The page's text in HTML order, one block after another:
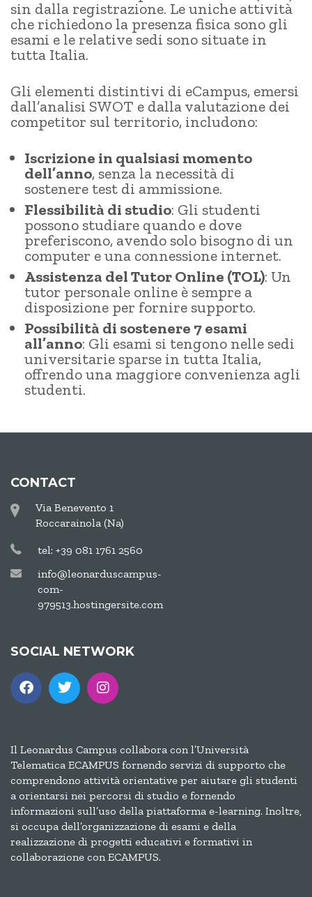
sin dalla registrazione. Le uniche attività
che richiedono la presenza fisica sono gli
esami e le relative sedi sono situate in
tutta Italia.
Gli elementi distintivi di eCampus, emersi
dall’analisi SWOT e dalla valutazione dei
competitor sul territorio, includono:
Iscrizione in qualsiasi momento
dell’anno, senza la necessità di
sostenere test di ammissione.
Flessibilità di studio: Gli studenti
possono studiare quando e dove
preferiscono, avendo solo bisogno di un
computer e una connessione internet.
Assistenza del Tutor Online (TOL): Un
tutor personale online è sempre a
disposizione per fornire supporto.
Possibilità di sostenere 7 esami
all’anno: Gli esami si tengono nelle sedi
universitarie sparse in tutta Italia,
offrendo una maggiore convenienza agli
studenti.
CONTACT
Via Benevento 1
Roccarainola (Na)
tel: +39 081 1761 2560
info@leonarduscampus-
com-
979513.hostingersite.com
SOCIAL NETWORK
Il Leonardus Campus collabora con l’Università
Telematica ECAMPUS fornendo servizi di supporto che
comprendono attività orientative per aiutare gli studenti
a orientarsi nei percorsi di studio e fornendo
informazioni sull’uso della piattaforma e-learning. Inoltre,
si occupa dell’organizzazione di esami e della
realizzazione di progetti educativi e formativi in
collaborazione con ECAMPUS.